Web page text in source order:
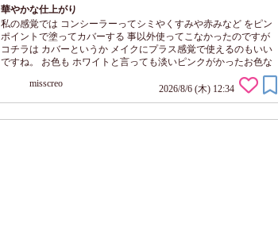
華やかな仕上がり
私の感覚では コンシーラーってシミやくすみや赤みなど をピン
ポイントで塗ってカバーする 事以外使ってこなかったのですが
コチラは カバーというか メイクにプラス感覚で使えるのもいい
ですね。 お色も ホワイトと言っても淡いピンクがかったお色な
ので 若い方なら みずみずしい使用感なので 少量でも 鼻の上とか
顎先などにちょっと入れ込んであげるだけでも 顔が華やかにな
れそうです。 ボトルサイズもポーチインしやすい大きさだし 先
misscreo 2026/8/6 (木) 12:34